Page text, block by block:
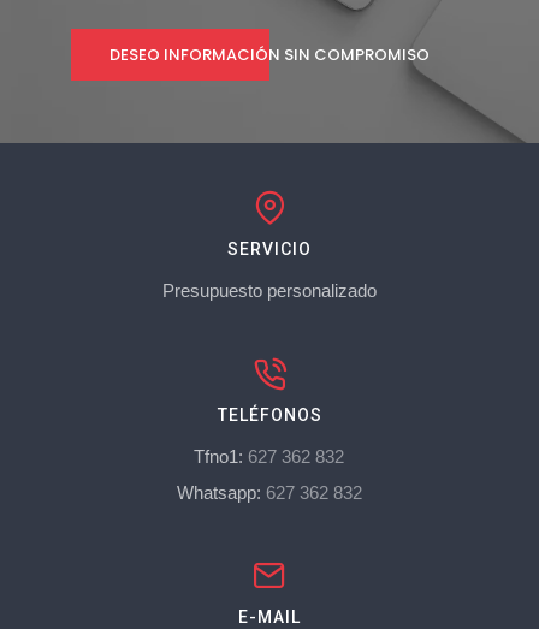
DESEO INFORMACIÓN SIN COMPROMISO
SERVICIO
Presupuesto personalizado
TELÉFONOS
Tfno1: 627 362 832
Whatsapp: 627 362 832
E-MAIL